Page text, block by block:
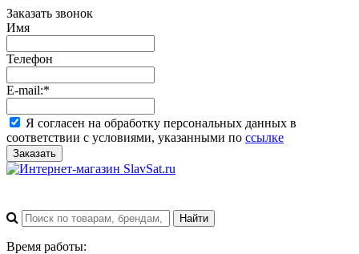
Заказать звонок
Имя
Телефон
E-mail:*
Я согласен на обработку персональных данных в
соответствии с условиями, указанными по ссылке
Заказать
Время работы: